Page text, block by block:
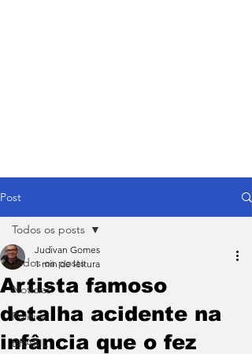
Post
Todos os posts
Notícias
Política
BRASIL
Todos os posts
Artista famoso
detalha acidente na
infância que o fez
Judivan Gomes
1 min de leitura